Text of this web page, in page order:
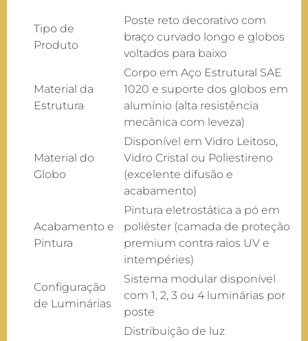
Tipo de
Produto
Poste reto decorativo com
braço curvado longo e globos
voltados para baixo
Material da
Estrutura
Corpo em Aço Estrutural SAE
1020 e suporte dos globos em
alumínio (alta resistência
mecânica com leveza)
Material do
Globo
Disponível em Vidro Leitoso,
Vidro Cristal ou Poliestireno
(excelente difusão e
acabamento)
Acabamento e
Pintura
Pintura eletrostática a pó em
poliéster (camada de proteção
premium contra raios UV e
intempéries)
Configuração
de Luminárias
Sistema modular disponível
com 1, 2, 3 ou 4 luminárias por
poste
Distribuição de luz